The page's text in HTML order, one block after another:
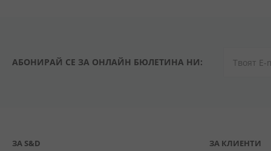
АБОНИРАЙ СЕ ЗА ОНЛАЙН БЮЛЕТИНА НИ:
ЗА S&D ЗА КЛИЕНТИ